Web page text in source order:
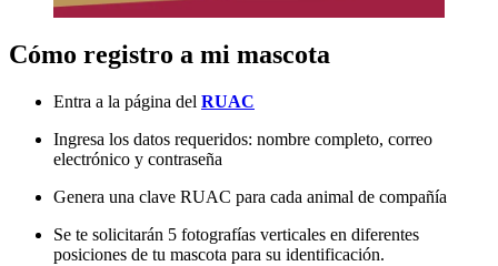
Cómo registro a mi mascota
Entra a la página del RUAC
Ingresa los datos requeridos: nombre completo, correo
electrónico y contraseña
Genera una clave RUAC para cada animal de compañía
Se te solicitarán 5 fotografías verticales en diferentes
posiciones de tu mascota para su identificación.